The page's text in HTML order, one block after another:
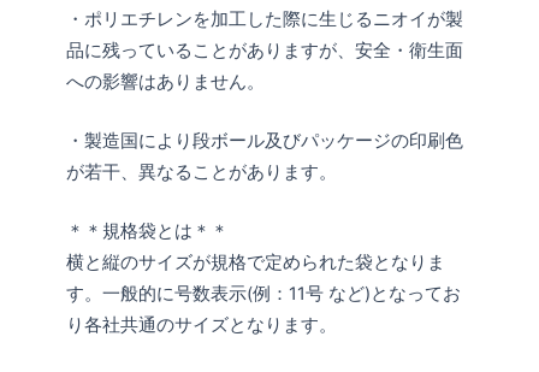
・ポリエチレンを加工した際に生じるニオイが製
品に残っていることがありますが、安全・衛生面
への影響はありません。
・製造国により段ボール及びパッケージの印刷色
が若干、異なることがあります。
＊＊規格袋とは＊＊
横と縦のサイズが規格で定められた袋となりま
す。一般的に号数表示(例：11号 など)となってお
り各社共通のサイズとなります。